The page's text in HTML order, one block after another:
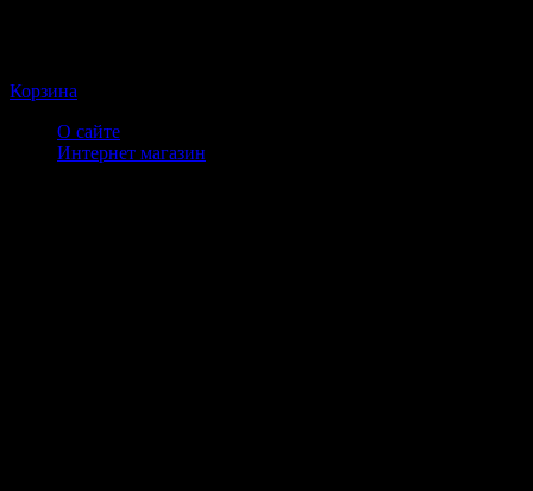
Корзина
О сайте
Интернет магазин